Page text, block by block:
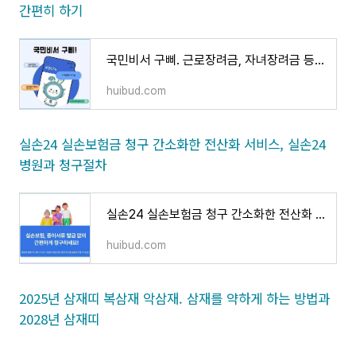
간편히 하기
국민비서 구삐. 근로장려금, 자녀장려금 등 각종 알림신청 간편히 하기
huibud.com
실손24 실손보험금 청구 간소화한 전산화 서비스, 실손24
병원과 청구절차
실손24 실손보험금 청구 간소화한 전산화 서비스, 실손24 병원과 청구절차
huibud.com
2025년 삼재띠 복삼재 악삼재. 삼재를 약하게 하는 방법과
2028년 삼재띠